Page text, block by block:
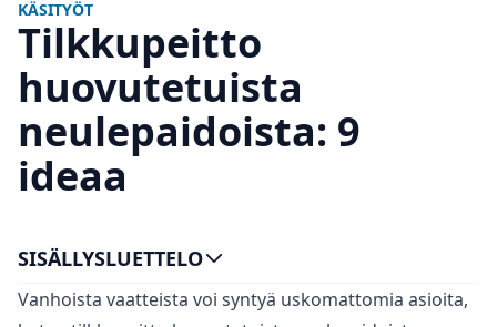
KÄSITYÖT
Tilkkupeitto
huovutetuista
neulepaidoista: 9
ideaa
Vanhoista vaatteista voi syntyä uskomattomia asioita,
SISÄLLYSLUETTELO